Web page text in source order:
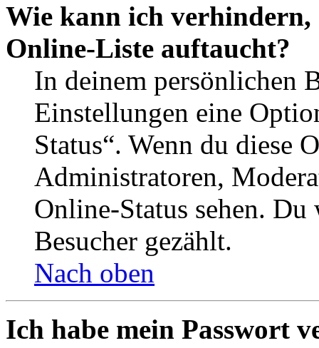
Wie kann ich verhindern,
Online-Liste auftaucht?
In deinem persönlichen
Einstellungen eine
Status“. Wenn du diese
Administratoren,
Online-Status sehen.
Besucher gezählt.
Nach oben
Ich habe mein Passwort